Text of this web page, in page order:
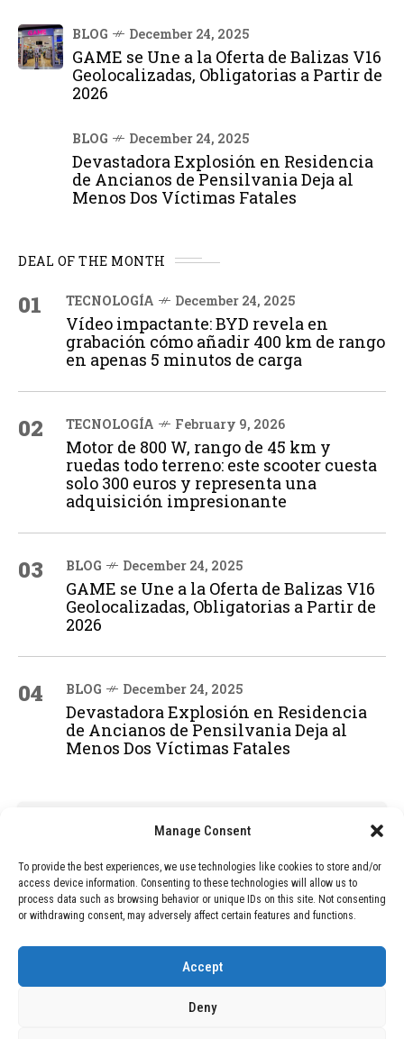
Manage Consent
To provide the best experiences, we use technologies like cookies to store and/or
access device information. Consenting to these technologies will allow us to
process data such as browsing behavior or unique IDs on this site. Not consenting
or withdrawing consent, may adversely affect certain features and functions.
Accept
Deny
BLOG December 24, 2025
GAME se Une a la Oferta de Balizas V16
Geolocalizadas, Obligatorias a Partir de
2026
BLOG December 24, 2025
Devastadora Explosión en Residencia
de Ancianos de Pensilvania Deja al
Menos Dos Víctimas Fatales
DEAL OF THE MONTH
01 TECNOLOGÍA December 24, 2025
Vídeo impactante: BYD revela en
grabación cómo añadir 400 km de rango
en apenas 5 minutos de carga
02 TECNOLOGÍA February 9, 2026
Motor de 800 W, rango de 45 km y
ruedas todo terreno: este scooter cuesta
solo 300 euros y representa una
adquisición impresionante
03 BLOG December 24, 2025
GAME se Une a la Oferta de Balizas V16
Geolocalizadas, Obligatorias a Partir de
2026
04 BLOG December 24, 2025
Devastadora Explosión en Residencia
de Ancianos de Pensilvania Deja al
Menos Dos Víctimas Fatales